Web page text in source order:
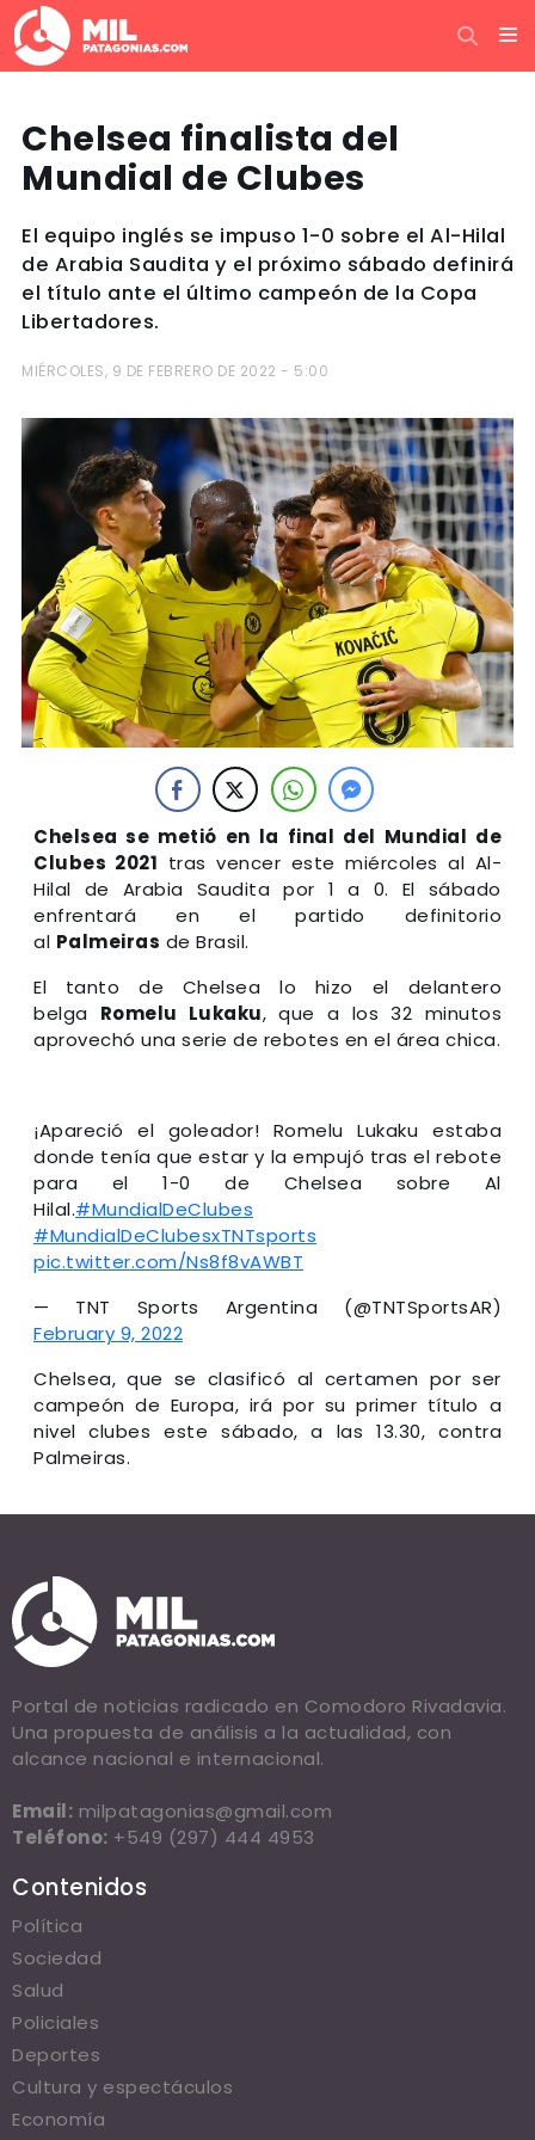
Chelsea finalista del
Mundial de Clubes
El equipo inglés se impuso 1-0 sobre el Al-Hilal
de Arabia Saudita y el próximo sábado definirá
el título ante el último campeón de la Copa
Libertadores.
MIÉRCOLES, 9 DE FEBRERO DE 2022 - 5:00
Chelsea se metió en la final del Mundial de
Clubes 2021 tras vencer este miércoles al Al-
Hilal de Arabia Saudita por 1 a 0. El sábado
enfrentará en el partido definitorio
al Palmeiras de Brasil.
El tanto de Chelsea lo hizo el delantero
belga Romelu Lukaku, que a los 32 minutos
aprovechó una serie de rebotes en el área chica.
¡Apareció el goleador! Romelu Lukaku estaba
donde tenía que estar y la empujó tras el rebote
para el 1-0 de Chelsea sobre Al
Hilal.#MundialDeClubes
#MundialDeClubesxTNTsports
pic.twitter.com/Ns8f8vAWBT
— TNT Sports Argentina (@TNTSportsAR)
February 9, 2022
Chelsea, que se clasificó al certamen por ser
campeón de Europa, irá por su primer título a
nivel clubes este sábado, a las 13.30, contra
Palmeiras.
Portal de noticias radicado en Comodoro Rivadavia.
Una propuesta de análisis a la actualidad, con
alcance nacional e internacional.
Email: milpatagonias@gmail.com
Teléfono: +549 (297) 444 4953
Contenidos
Política
Sociedad
Salud
Policiales
Deportes
Cultura y espectáculos
Economía